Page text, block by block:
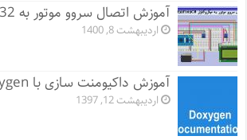
آموزش اتصال سروو موتور به STM32
اردیبهشت 8, 1400
آموزش داکیومنت سازی با Doxygen
اردیبهشت 12, 1397